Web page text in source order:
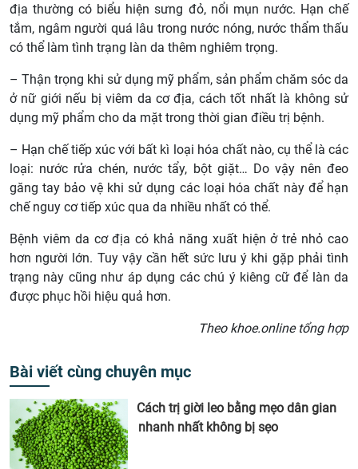
địa thường có biểu hiện sưng đỏ, nổi mụn nước. Hạn chế
tắm, ngâm người quá lâu trong nước nóng, nước thẩm thấu
có thể làm tình trạng làn da thêm nghiêm trọng.
– Thận trọng khi sử dụng mỹ phẩm, sản phẩm chăm sóc da
ở nữ giới nếu bị viêm da cơ địa, cách tốt nhất là không sử
dụng mỹ phẩm cho da mặt trong thời gian điều trị bệnh.
– Hạn chế tiếp xúc với bất kì loại hóa chất nào, cụ thể là các
loại: nước rửa chén, nước tẩy, bột giặt… Do vậy nên đeo
găng tay bảo vệ khi sử dụng các loại hóa chất này để hạn
chế nguy cơ tiếp xúc qua da nhiều nhất có thể.
Bệnh viêm da cơ địa có khả năng xuất hiện ở trẻ nhỏ cao
hơn người lớn. Tuy vậy cần hết sức lưu ý khi gặp phải tình
trạng này cũng như áp dụng các chú ý kiêng cữ để làn da
được phục hồi hiệu quả hơn.
Theo khoe.online tổng hợp
Bài viết cùng chuyên mục
Cách trị giời leo bằng mẹo dân gian
nhanh nhất không bị sẹo